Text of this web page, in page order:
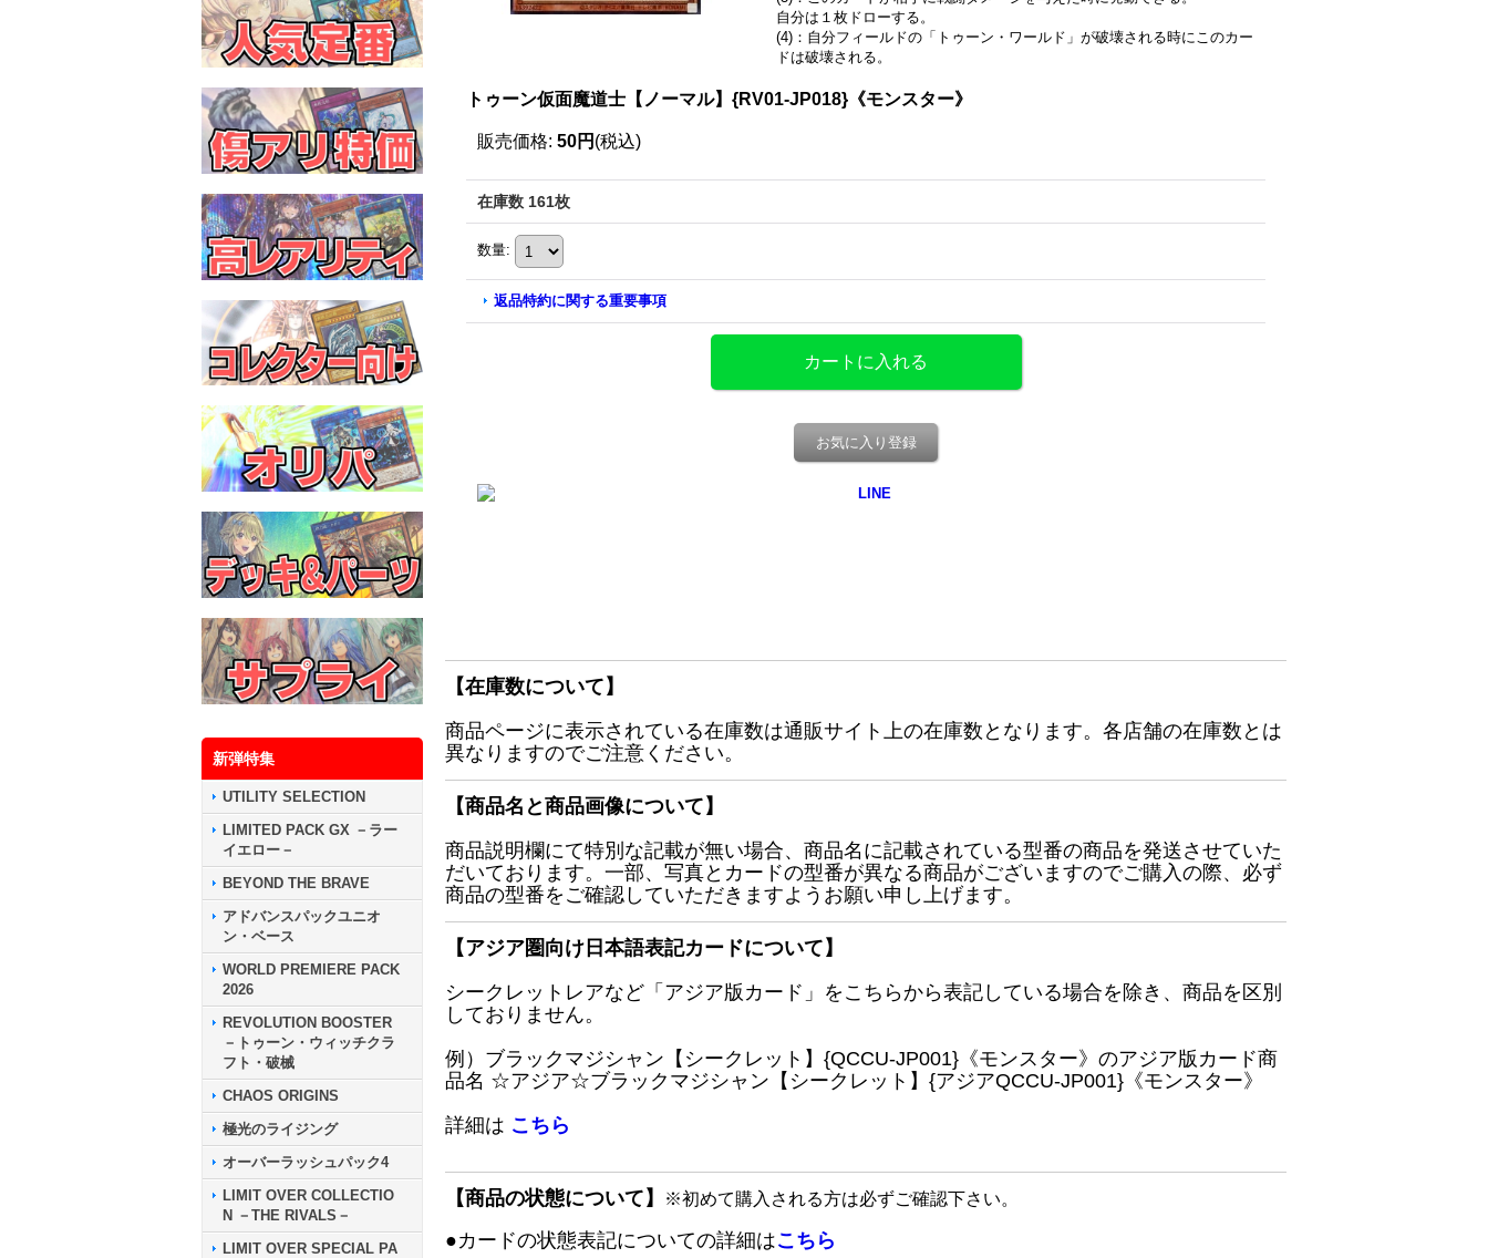
新弾特集
UTILITY SELECTION
LIMITED PACK GX －ラー
イエロー－
BEYOND THE BRAVE
アドバンスパックユニオ
ン・ベース
WORLD PREMIERE PACK
2026
REVOLUTION BOOSTER
－トゥーン・ウィッチクラ
フト・破械
CHAOS ORIGINS
極光のライジング
オーバーラッシュパック4
LIMIT OVER COLLECTIO
N －THE RIVALS－
LIMIT OVER SPECIAL PA
自分は１枚ドローする。
(4)：自分フィールドの「トゥーン・ワールド」が破壊される時にこのカー
ドは破壊される。
トゥーン仮面魔道士【ノーマル】{RV01-JP018}《モンスター》
販売価格: 50円 (税込)
在庫数 161枚
数量:
返品特約に関する重要事項
お気に入り登録
【在庫数について】
商品ページに表示されている在庫数は通販サイト上の在庫数となります。各店舗の在庫数とは
異なりますのでご注意ください。
【商品名と商品画像について】
商品説明欄にて特別な記載が無い場合、商品名に記載されている型番の商品を発送させていた
だいております。一部、写真とカードの型番が異なる商品がございますのでご購入の際、必ず
商品の型番をご確認していただきますようお願い申し上げます。
【アジア圏向け日本語表記カードについて】
シークレットレアなど「アジア版カード」をこちらから表記している場合を除き、商品を区別
しておりません。
例）ブラックマジシャン【シークレット】{QCCU-JP001}《モンスター》のアジア版カード商
品名 ☆アジア☆ブラックマジシャン【シークレット】{アジアQCCU-JP001}《モンスター》
詳細は こちら
【商品の状態について】 ※初めて購入される方は必ずご確認下さい。
●カードの状態表記についての詳細はこちら